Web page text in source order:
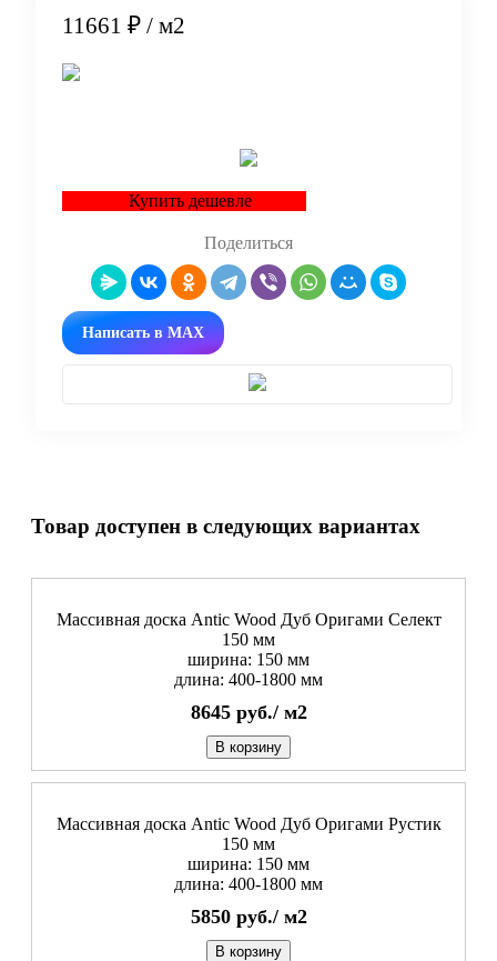
11661 ₽ / м2
Купить дешевле
Поделиться
Написать в MAX
Товар доступен в следующих вариантах
Массивная доска Antic Wood Дуб Оригами Селект
150 мм
ширина: 150 мм
длина: 400-1800 мм
8645 руб./ м2
В корзину
Массивная доска Antic Wood Дуб Оригами Рустик
150 мм
ширина: 150 мм
длина: 400-1800 мм
5850 руб./ м2
В корзину